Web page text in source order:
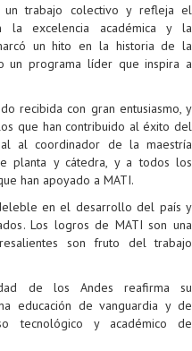
trabajo colectivo y refleja el
la excelencia académica y la
un hito en la historia de la
un programa líder que inspira a
recibida con gran entusiasmo, y
que han contribuido al éxito del
al coordinador de la maestría
planta y cátedra, y a todos los
han apoyado a MATI.
en el desarrollo del país y
Los logros de MATI son una
son fruto del trabajo
de los Andes reafirma su
educación de vanguardia y de
tecnológico y académico de